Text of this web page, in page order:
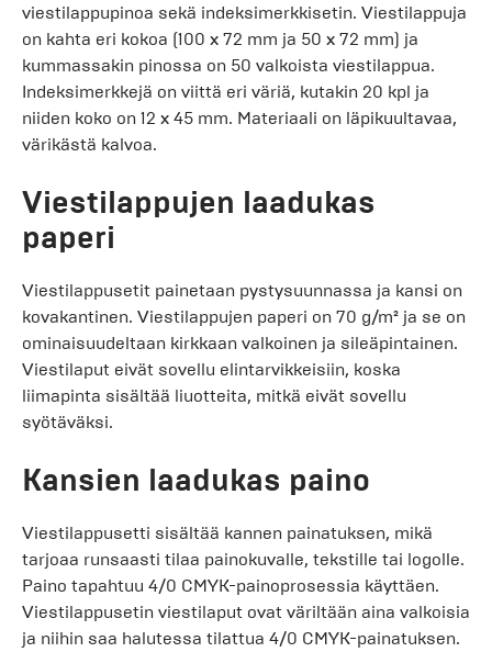
viestilappupinoa sekä indeksimerkkisetin. Viestilappuja
on kahta eri kokoa (100 x 72 mm ja 50 x 72 mm) ja
kummassakin pinossa on 50 valkoista viestilappua.
Indeksimerkkejä on viittä eri väriä, kutakin 20 kpl ja
niiden koko on 12 x 45 mm. Materiaali on läpikuultavaa,
värikästä kalvoa.
Viestilappujen laadukas
paperi
Viestilappusetit painetaan pystysuunnassa ja kansi on
kovakantinen. Viestilappujen paperi on 70 g/m² ja se on
ominaisuudeltaan kirkkaan valkoinen ja sileäpintainen.
Viestilaput eivät sovellu elintarvikkeisiin, koska
liimapinta sisältää liuotteita, mitkä eivät sovellu
syötäväksi.
Kansien laadukas paino
Viestilappusetti sisältää kannen painatuksen, mikä
tarjoaa runsaasti tilaa painokuvalle, tekstille tai logolle.
Paino tapahtuu 4/0 CMYK-painoprosessia käyttäen.
Viestilappusetin viestilaput ovat väriltään aina valkoisia
ja niihin saa halutessa tilattua 4/0 CMYK-painatuksen.